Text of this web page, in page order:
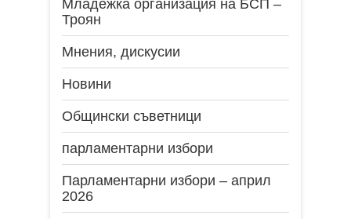
Младежка организация на БСП –
Троян
Мнения, дискусии
Новини
Общински съветници
парламентарни избори
Парламентарни избори – април
2026